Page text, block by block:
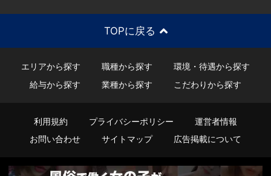
TOPに戻る
エリアから探す 職種から探す
環境・待遇から探す
給与から探す
業種から探す こだわりから探す
利用規約 プライバシーポリシー
運営者情報
お問い合わせ
サイトマップ 広告掲載について